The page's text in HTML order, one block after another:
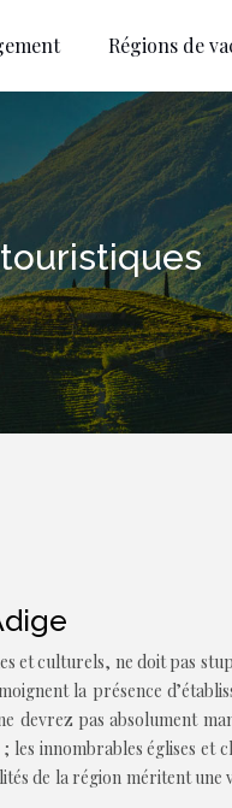
Régions de
et culturels, ne doit pas
la présence
devrez pas absolument
innombrables églises
de la région méritent